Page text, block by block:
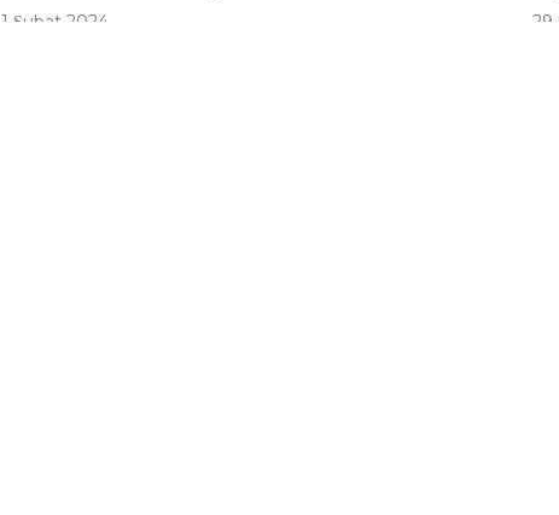
1 Şubat 2024 29